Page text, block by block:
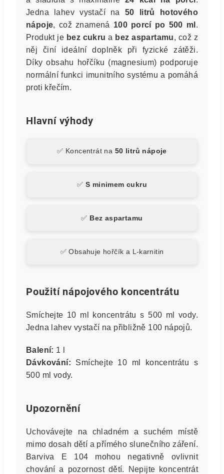
Jedna lahev vystačí na 50 litrů hotového
nápoje, což znamená 100 porcí po 500 ml .
Produkt je bez cukru a bez aspartamu, což z
něj činí ideální doplněk při fyzické zátěži.
Díky obsahu hořčíku (magnesium) podporuje
normální funkci imunitního systému a pomáhá
proti křečím.
Hlavní výhody
✅ Koncentrát na 50 litrů nápoje
✅ S minimem cukru
✅ Bez aspartamu
✅ Obsahuje hořčík a L-karnitin
Použití nápojového koncentrátu
Smíchejte 10 ml koncentrátu s 500 ml vody.
Jedna lahev vystačí na přibližně 100 nápojů.
Balení: 1 l
Dávkování: Smíchejte 10 ml koncentrátu s
500 ml vody.
Upozornění
Uchovávejte na chladném a suchém místě
mimo dosah dětí a přímého slunečního záření.
Barviva E 104 mohou negativně ovlivnit
chování a pozornost dětí. Nepijte koncentrát